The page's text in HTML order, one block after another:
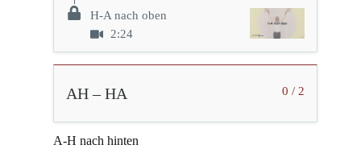
H-A nach oben
2:24
0 / 2
AH – HA
A-H nach hinten